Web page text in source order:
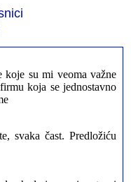
vašoj firmi. Istog dana
Vam puno
koja se jednostavno
firmu. Ja ljudi ne znam